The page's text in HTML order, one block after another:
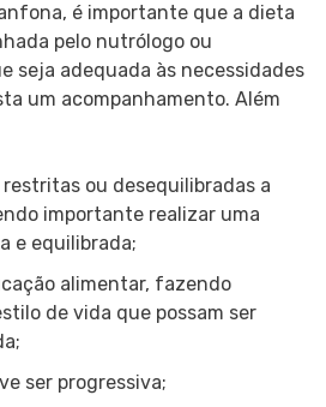
é importante que a dieta
pelo nutrólogo ou
seja adequada às necessidades
um acompanhamento. Além
ou desequilibradas a
importante realizar uma
e equilibrada;
alimentar, fazendo
de vida que possam ser
ser progressiva;